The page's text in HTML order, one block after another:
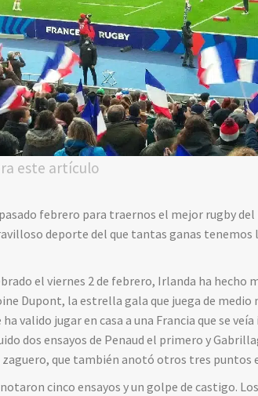
este artículo
febrero para traernos el mejor rugby
deporte del que tantas ganas tenemos
el viernes 2 de febrero, Irlanda ha hecho
Dupont, la estrella gala que juega de
ha valido jugar en casa a una Francia que se
dos ensayos de Penaud el primero y
zaguero, que también anotó otros tres puntos
cinco ensayos y un golpe de castigo.